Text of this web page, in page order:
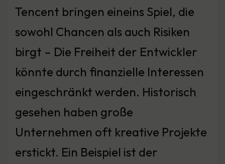
Tencent bringen eineins Spiel, die
sowohl Chancen als auch Risiken
birgt – Die Freiheit der Entwickler
könnte durch finanzielle Interessen
eingeschränkt werden. Historisch
gesehen haben große
Unternehmen oft kreative Projekte
erstickt. Ein Beispiel ist der